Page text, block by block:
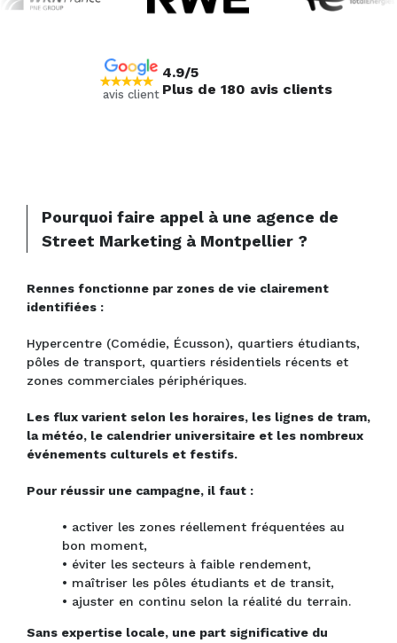
avis client
4.9/5
Plus de 180 avis clients
Pourquoi faire appel à une agence de
Street Marketing à Montpellier ?
Rennes fonctionne par zones de vie clairement
identifiées :
Hypercentre (Comédie, Écusson), quartiers étudiants,
pôles de transport, quartiers résidentiels récents et
zones commerciales périphériques.
Les flux varient selon les horaires, les lignes de tram,
la météo, le calendrier universitaire et les nombreux
événements culturels et festifs.
Pour réussir une campagne, il faut :
• activer les zones réellement fréquentées au
bon moment,
• éviter les secteurs à faible rendement,
• maîtriser les pôles étudiants et de transit,
• ajuster en continu selon la réalité du terrain.
Sans expertise locale, une part significative du